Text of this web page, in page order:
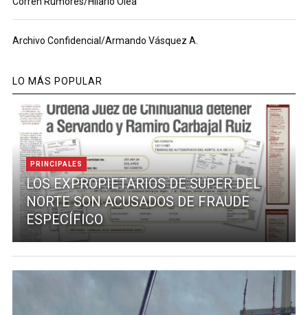
Archivo Confidencial/Armando Vásquez A.
LO MÁS POPULAR
PRINCIPALES
LOS EXPROPIETARIOS DE SUPER DEL
NORTE SON ACUSADOS DE FRAUDE
ESPECÍFICO